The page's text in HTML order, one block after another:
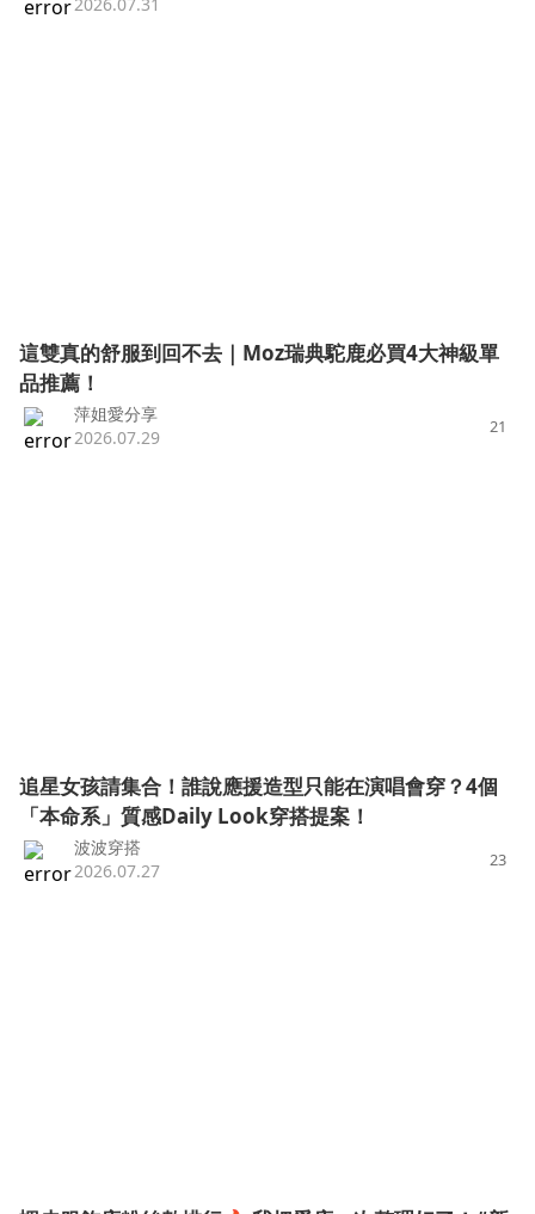
這雙真的舒服到回不去｜Moz瑞典駝鹿必買4大神級單
品推薦！
萍姐愛分享
2026.07.29
21
追星女孩請集合！誰說應援造型只能在演唱會穿？4個
「本命系」質感Daily Look穿搭提案！
波波穿搭
2026.07.27
23